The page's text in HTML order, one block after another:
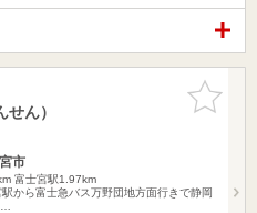
お気に入
りに追加
ん）
市
富士宮駅1.97km
から富士急バス万野団地方面行きで静岡